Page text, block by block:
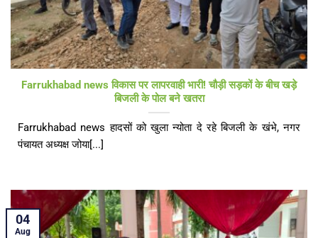
Farrukhabad news विकास पर लापरवाही भारी! चौड़ी सड़कों के बीच खड़े
बिजली के पोल बने खतरा
Farrukhabad news हादसों को खुला न्योता दे रहे बिजली के खंभे, नगर
पंचायत अध्यक्ष जोया[...]
04
Aug